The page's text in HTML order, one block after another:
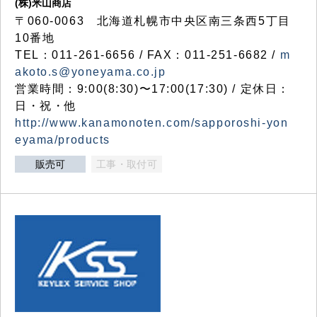
(株)米山商店
〒060-0063 北海道札幌市中央区南三条西5丁目
10番地
TEL：011-261-6656 / FAX：011-251-6682 / m
akoto.s@yoneyama.co.jp
営業時間：9:00(8:30)〜17:00(17:30) / 定休日：
日・祝・他
http://www.kanamonoten.com/sapporoshi-yon
eyama/products
販売可 工事・取付可